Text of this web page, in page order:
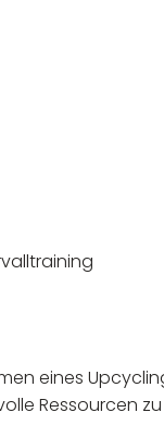
eines
Ressourcen zu